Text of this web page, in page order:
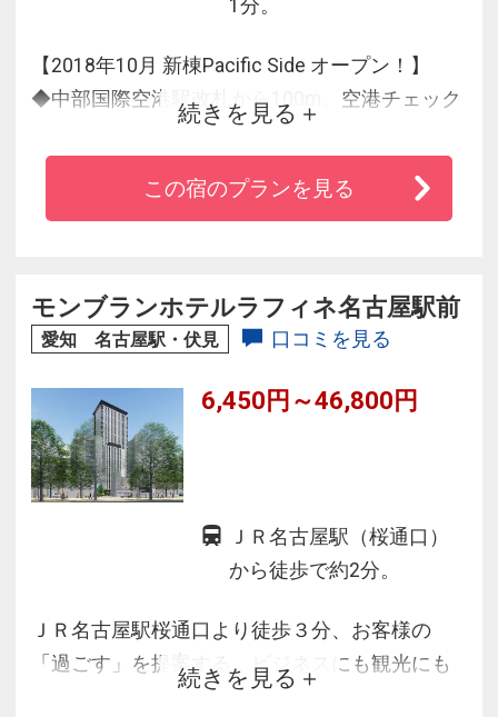
1分。
【2018年10月 新棟Pacific Side オープン！】
◆中部国際空港駅改札から100m、空港チェック
インカウンターまで130m（空港駅直結）
◆バス・タクシー乗り場や空港駐車場にも隣接
する圧倒的な利便性
◆全客室Wi-Fi接続無料
続きを見る
この宿のプランを見る
モンブランホテルラフィネ名古屋駅前
愛知 名古屋駅・伏見 口コミを見る
6,450円～46,800円
ＪＲ名古屋駅（桜通口）
から徒歩で約2分。
ＪＲ名古屋駅桜通口より徒歩３分、お客様の
「過ごす」を提案する、ビジネスにも観光にも
最適な全２３９室（全室禁煙）のホテルです。
続きを見る